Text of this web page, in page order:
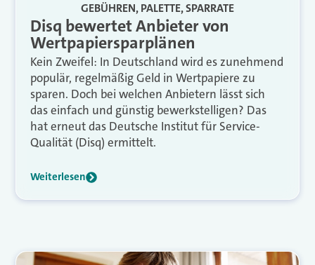
GEBÜHREN, PALETTE, SPARRATE
Disq bewertet Anbieter von
Wertpapiersparplänen
Kein Zweifel: In Deutschland wird es zunehmend
populär, regelmäßig Geld in Wertpapiere zu
sparen. Doch bei welchen Anbietern lässt sich
das einfach und günstig bewerkstelligen? Das
hat erneut das Deutsche Institut für Service-
Qualität (Disq) ermittelt.
Weiterlesen